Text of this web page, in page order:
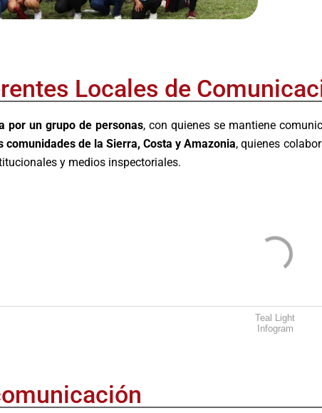
Locales de
por un grupo de personas, con quienes se mantiene
comunidades de la Sierra, Costa y Amazonia, quienes
y medios inspectoriales.
Teal Light
Infogram